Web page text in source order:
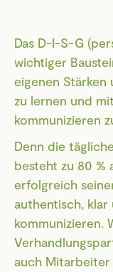
Das D-I-S-G
wichtiger
eigenen Stärken
zu lernen und
kommunizieren
Denn die
besteht zu 80 %
erfolgreich
authentisch, klar
kommunizieren.
auch Mitarbeiter